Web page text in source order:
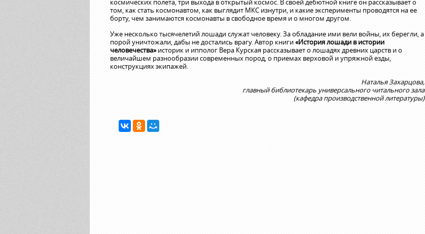
космических полета, три выхода в открытый космос. В своей дебютной книге он рассказывает о
том, как стать космонавтом, как выглядит МКС изнутри, и какие эксперименты проводятся на ее
борту, чем занимаются космонавты в свободное время и о многом другом.
Уже несколько тысячелетий лошади служат человеку. За обладание ими вели войны, их берегли, а
порой уничтожали, дабы не достались врагу. Автор книги«История лошади в истории
человечества»историк и ипполог Вера Курская рассказывает о лошадях древних царств и о
величайшем разнообразии современных пород, о приемах верховой и упряжной езды,
конструкциях экипажей.
Наталья Захарцова,
главный библиотекарь универсального читального зала
(кафедра производственной литературы)